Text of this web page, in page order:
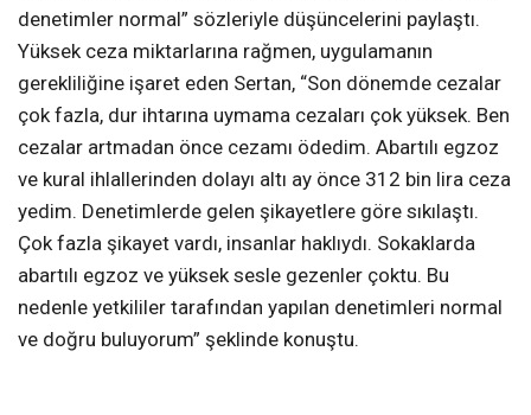
denetimler normal” sözleriyle düşüncelerini paylaştı.
Yüksek ceza miktarlarına rağmen, uygulamanın
gerekliliğine işaret eden Sertan, “Son dönemde cezalar
çok fazla, dur ihtarına uymama cezaları çok yüksek. Ben
cezalar artmadan önce cezamı ödedim. Abartılı egzoz
ve kural ihlallerinden dolayı altı ay önce 312 bin lira ceza
yedim. Denetimlerde gelen şikayetlere göre sıkılaştı.
Çok fazla şikayet vardı, insanlar haklıydı. Sokaklarda
abartılı egzoz ve yüksek sesle gezenler çoktu. Bu
nedenle yetkililer tarafından yapılan denetimleri normal
ve doğru buluyorum” şeklinde konuştu.